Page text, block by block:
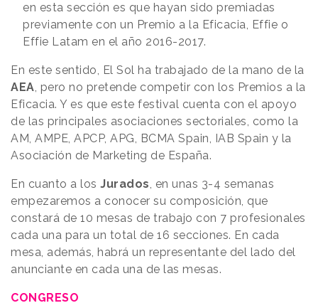
en esta sección es que hayan sido premiadas
previamente con un Premio a la Eficacia, Effie o
Effie Latam en el año 2016-2017.
En este sentido, El Sol ha trabajado de la mano de la
AEA, pero no pretende competir con los Premios a la
Eficacia. Y es que este festival cuenta con el apoyo
de las principales asociaciones sectoriales, como la
AM, AMPE, APCP, APG, BCMA Spain, IAB Spain y la
Asociación de Marketing de España.
En cuanto a los Jurados, en unas 3-4 semanas
empezaremos a conocer su composición, que
constará de 10 mesas de trabajo con 7 profesionales
cada una para un total de 16 secciones. En cada
mesa, además, habrá un representante del lado del
anunciante en cada una de las mesas.
CONGRESO